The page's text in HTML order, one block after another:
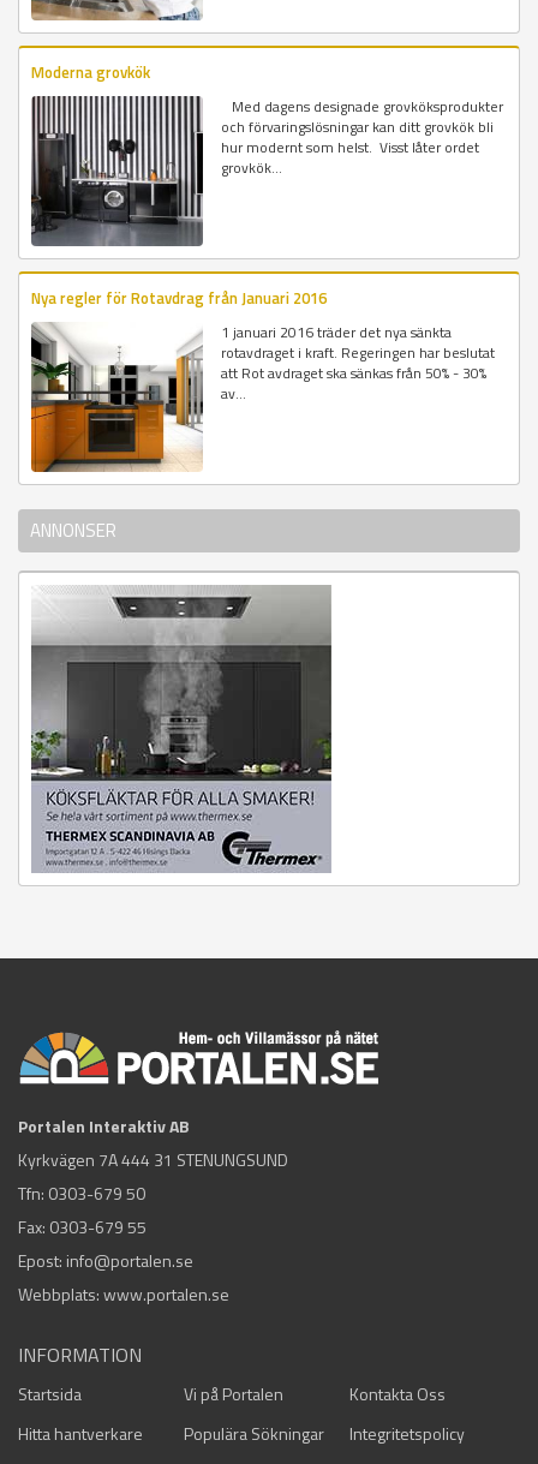
Moderna grovkök
Med dagens designade grovköksprodukter
och förvaringslösningar kan ditt grovkök bli
hur modernt som helst. Visst låter ordet
grovkök...
Nya regler för Rotavdrag från Januari 2016
1 januari 2016 träder det nya sänkta
rotavdraget i kraft. Regeringen har beslutat
att Rot avdraget ska sänkas från 50% - 30%
av...
ANNONSER
Portalen Interaktiv AB
Kyrkvägen 7A 444 31 STENUNGSUND
Tfn: 0303-679 50
Fax: 0303-679 55
Epost: info@portalen.se
Webbplats: www.portalen.se
INFORMATION
Startsida Vi på Portalen
Kontakta Oss
Hitta hantverkare
Populära Sökningar
Integritetspolicy